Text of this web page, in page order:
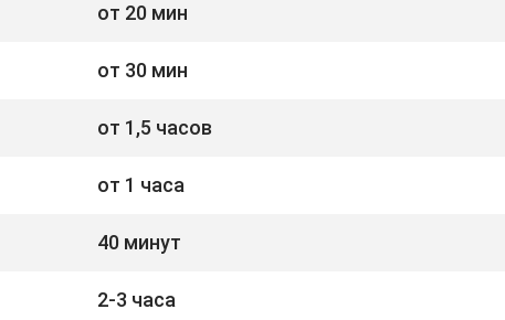
от 20 мин
от 30 мин
от 1,5 часов
от 1 часа
40 минут
2-3 часа